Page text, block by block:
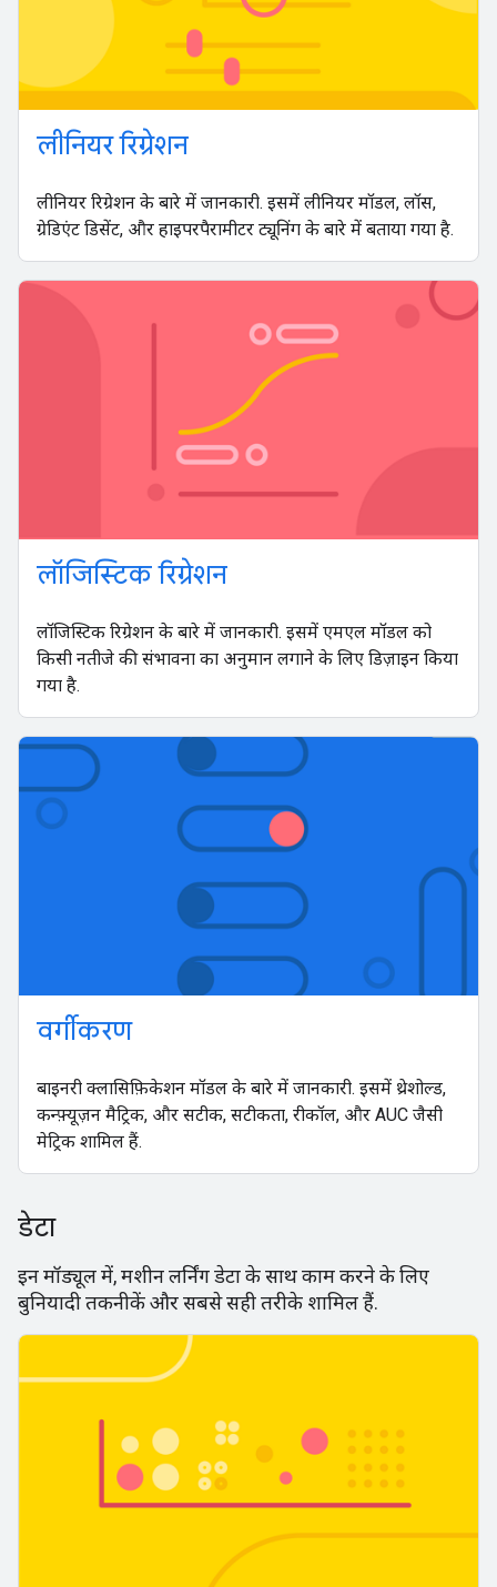
लीनियर रिग्रेशन
लीनियर रिग्रेशन के बारे में जानकारी. इसमें लीनियर मॉडल, लॉस,
ग्रेडिएंट डिसेंट, और हाइपरपैरामीटर ट्यूनिंग के बारे में बताया गया है.
लॉजिस्टिक रिग्रेशन
लॉजिस्टिक रिग्रेशन के बारे में जानकारी. इसमें एमएल मॉडल को
किसी नतीजे की संभावना का अनुमान लगाने के लिए डिज़ाइन किया
गया है.
वर्गीकरण
बाइनरी क्लासिफ़िकेशन मॉडल के बारे में जानकारी. इसमें थ्रेशोल्ड,
कन्फ़्यूज़न मैट्रिक, और सटीक, सटीकता, रीकॉल, और AUC जैसी
मेट्रिक शामिल हैं.
डेटा
इन मॉड्यूल में, मशीन लर्निंग डेटा के साथ काम करने के लिए
बुनियादी तकनीकें और सबसे सही तरीके शामिल हैं.